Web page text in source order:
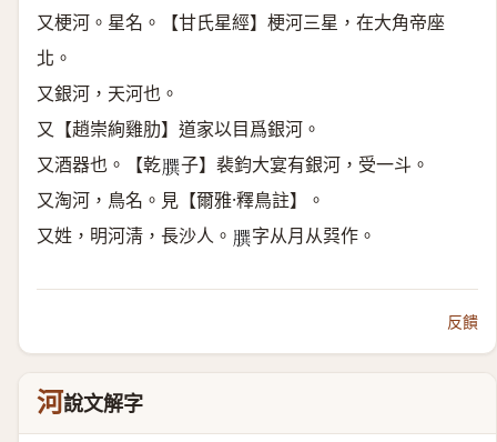
又梗河。星名。【甘氏星經】梗河三星，在大角帝座
北。
又銀河，天河也。
又【趙崇絢雞肋】道家以目爲銀河。
又酒器也。【乾𦠆 子】裴鈞大宴有銀河，受一斗。
又淘河，鳥名。見【爾雅·釋鳥註】。
又姓，明河淸，長沙人。 𦠆 字从月从㢲作。
反饋
河說文解字